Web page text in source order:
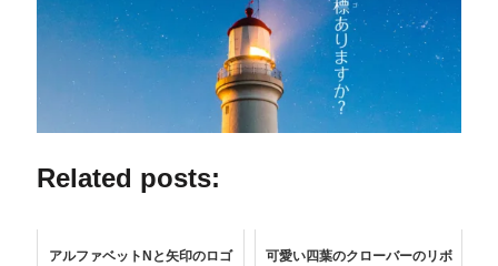
Related posts:
アルファベットNと矢印のロゴ
可愛い四葉のクローバーのリボ